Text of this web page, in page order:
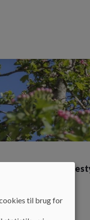
til brug for